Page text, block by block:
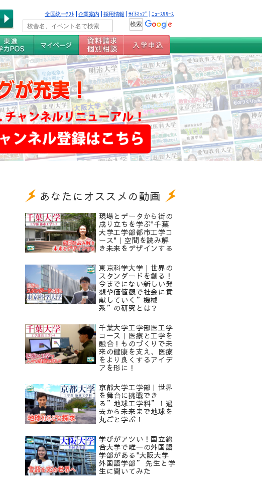
全国統一ﾃｽﾄ 企業案内 採用情報 ｻｲﾄﾏｯﾌﾟ ﾆｭｰｽﾘﾘｰｽ
あなたにオススメの動画
現場とデータから街の
成り立ちを学ぶ"千葉
大学工学部都市工学コ
ース"｜空間を読み解
き未来をデザインする
東京科学大学｜世界の
スタンダードを創る！
今までにない新しい発
想や価値観で社会に貢
献していく”機械
系”の研究とは？
千葉大学工学部医工学
コース｜医療と工学を
融合！ものづくりで未
来の健康を支え、医療
をより良くするアイデ
アを形に！
京都大学工学部｜世界
を舞台に挑戦でき
る”地球工学科”！過
去から未来まで地球を
丸ごと学ぶ！
学びがアツい！国立総
合大学で唯一の外国語
学部がある"大阪大学
外国語学部” 先生と学
生に聞いてみた